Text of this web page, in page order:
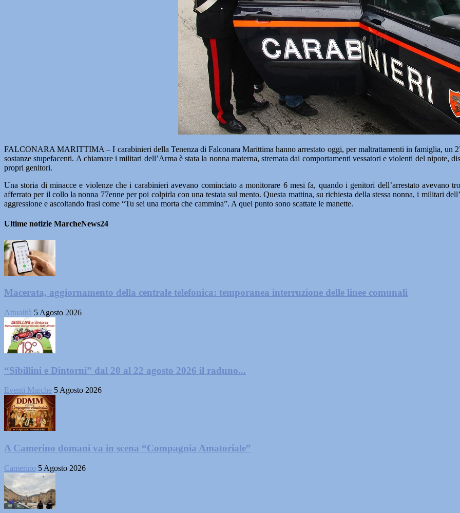
FALCONARA MARITTIMA – I carabinieri della Tenenza di Falconara Marittima hanno arrestato oggi, per maltrattamenti in famiglia, un
sostanze stupefacenti. A chiamare i militari dell’Arma è stata la nonna materna, stremata dai comportamenti vessatori e violenti del nipote,
propri genitori.
Una storia di minacce e violenze che i carabinieri avevano cominciato a monitorare 6 mesi fa, quando i genitori dell’arrestato avevano
afferrato per il collo la nonna 77enne per poi colpirla con una testata sul mento. Questa mattina, su richiesta della stessa nonna, i militari
aggressione e ascoltando frasi come “Tu sei una morta che cammina”. A quel punto sono scattate le manette.
Ultime notizie MarcheNews24
Macerata, aggiornamento della centrale telefonica: temporanea interruzione delle linee comunali
Attualità 5 Agosto 2026
“Sibillini e Dintorni” dal 20 al 22 agosto 2026 il raduno...
Eventi Marche 5 Agosto 2026
A Camerino domani va in scena “Compagnia Amatoriale”
Camerino 5 Agosto 2026